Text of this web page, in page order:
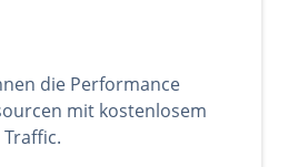
die Performance
mit kostenlosem